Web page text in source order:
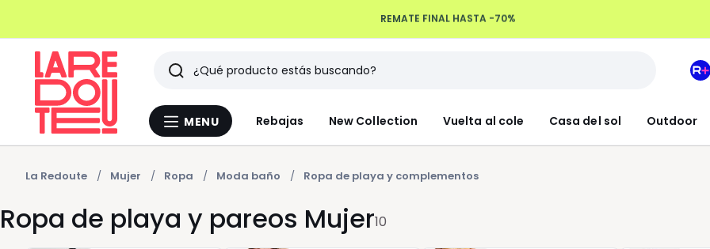
Devoluciones hasta 100 días
Menu
MENU Rebajas New Collection Vuelta al cole Casa del sol Outdoor
Buscar
Últimos
artículos
vistos
Mi
La Redoute Mujer Ropa Moda baño Ropa de playa y complementos
Ropa de playa y pareos Mujer10